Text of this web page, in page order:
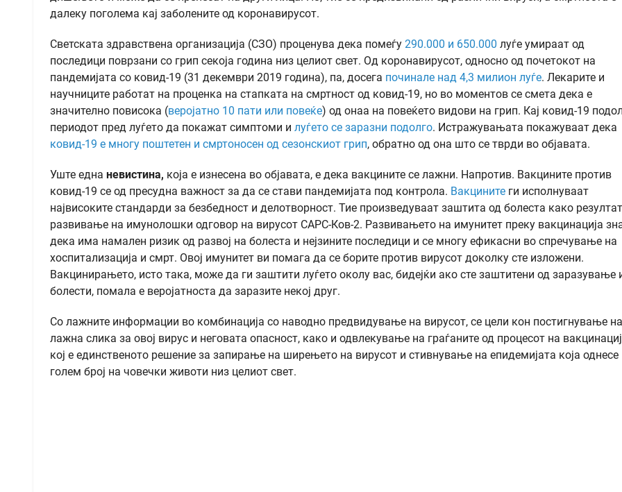
далеку поголема кај заболените од коронавирусот.
Светската здравствена организација (СЗО) проценува дека помеѓу 290.000 и 650.000 луѓе умираат од
последици поврзани со грип секоја година низ целиот свет. Од коронавирусот, односно од почетокот на
пандемијата со ковид-19 (31 декември 2019 година), па, досега починале над 4,3 милион луѓе. Лекарите и
научниците работат на проценка на стапката на смртност од ковид-19, но во моментов се смета дека е
значително повисока (веројатно 10 пати или повеќе) од онаа на повеќето видови на грип. Кај ковид-19
периодот пред луѓето да покажат симптоми и луѓето се заразни подолго. Истражувањата покажуваат дека
ковид-19 е многу поштетен и смртоносен од сезонскиот грип, обратно од она што се тврди во објавата.
Уште една невистина, која е изнесена во објавата, е дека вакцините се лажни. Напротив. Вакцините против
ковид-19 се од пресудна важност за да се стави пандемијата под контрола. Вакцините ги исполнуваат
највисоките стандарди за безбедност и делотворност. Тие произведуваат заштита од болеста како
развивање на имунолошки одговор на вирусот САРС-Ков-2. Развивањето на имунитет преку вакцинација
дека има намален ризик од развој на болеста и нејзините последици и се многу ефикасни во спречување на
хоспитализација и смрт. Овој имунитет ви помага да се борите против вирусот доколку сте изложени.
Вакцинирањето, исто така, може да ги заштити луѓето околу вас, бидејќи ако сте заштитени од заразување
болести, помала е веројатноста да заразите некој друг.
Со лажните информации во комбинација со наводно предвидување на вирусот, се цели кон постигнување на
лажна слика за овој вирус и неговата опасност, како и одвлекување на граѓаните од процесот на
кој е единственото решение за запирање на ширењето на вирусот и стивнување на епидемијата која однесе
голем број на човечки животи низ целиот свет.